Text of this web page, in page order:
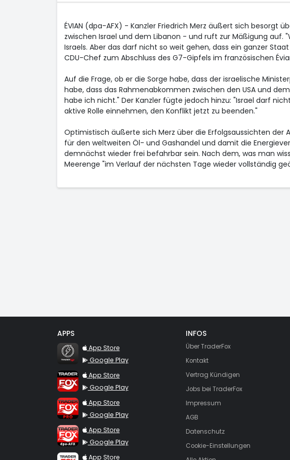
ÉVIAN (dpa-AFX) - Kanzler Friedrich Merz äußert sich besorgt
zwischen Israel und dem Libanon - und ruft zur Mäßigung auf.
Israels. Aber das darf nicht so weit gehen, dass ein ganzer
CDU-Chef zum Abschluss des G7-Gipfels im französischen
Auf die Frage, ob er die Sorge habe, dass der israelische
habe, dass das Rahmenabkommen zwischen den USA und
habe ich nicht." Der Kanzler fügte jedoch hinzu: "Israel darf
aktive Rolle einnehmen, den Konflikt jetzt zu beenden."
Optimistisch äußerte sich Merz über die Erfolgsaussichten der
für den weltweiten Öl- und Gashandel und damit die
demnächst wieder frei befahrbar sein. Nach dem, was man
Meerenge "im Verlauf der nächsten Tage wieder vollständig
APPS
TraderFox Flash
App Store
Google Play
TraderFox App
App Store
Google Play
TraderFox Pro
App Store
Google Play
TraderFox dpa-AFX ProFeed
App Store
Google Play
TraderFox Live Trading
App Store
INFOS
Über TraderFox
Kontakt
Vertrag Kündigen
Jobs bei TraderFox
Impressum
AGB
Datenschutz
Cookie-Einstellungen